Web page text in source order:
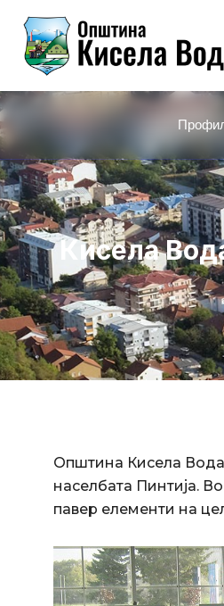
content
Кисела
Општина Кисела Вода
населбата Пинтија.
павер елементи на